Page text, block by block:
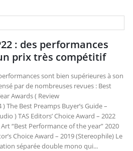
: des performances
prix très compétitif
sont bien supérieures à son
par de nombreuses revues : Best
Awards ( Review
Best Preamps Buyer’s Guide –
) TAS Editors’ Choice Award – 2022
“Best Performance of the year” 2020
Choice Award – 2019 (Stereophile) Le
séparée double mono qui...